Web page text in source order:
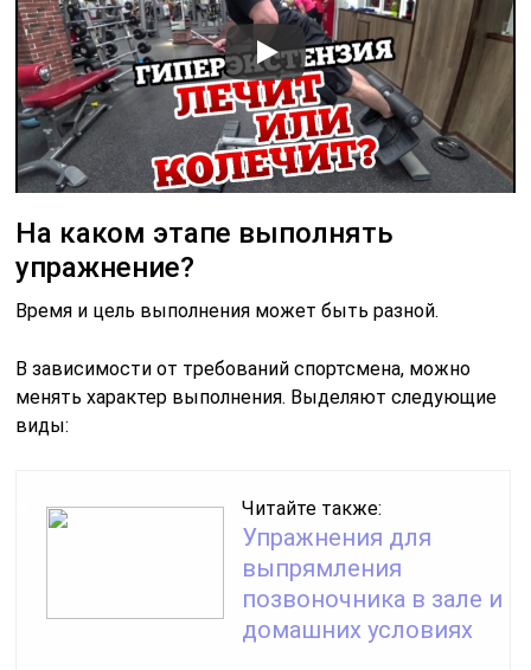
На каком этапе выполнять
упражнение?
Время и цель выполнения может быть разной.
В зависимости от требований спортсмена, можно
менять характер выполнения. Выделяют следующие
виды:
Читайте также:
Упражнения для
выпрямления
позвоночника в зале и
домашних условиях